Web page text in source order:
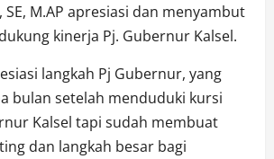
SE, M.AP apresiasi dan menyambut
kinerja Pj. Gubernur Kalsel.
langkah Pj Gubernur, yang
bulan setelah menduduki kursi
Kalsel tapi sudah membuat
dan langkah besar bagi